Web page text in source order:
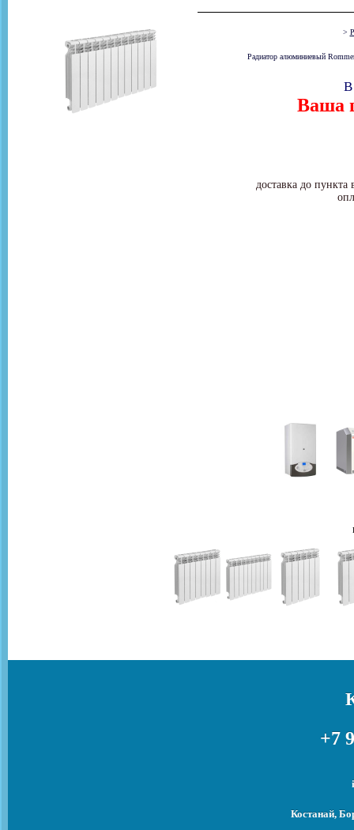
>
Радиатор алюминиевый
Ваша
доставка до
В
+7
Костанай,